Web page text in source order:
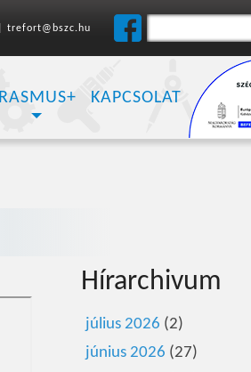
trefort@bszc.hu
KAPCSOLAT
Hírarchivum
július 2026 (2)
június 2026 (27)